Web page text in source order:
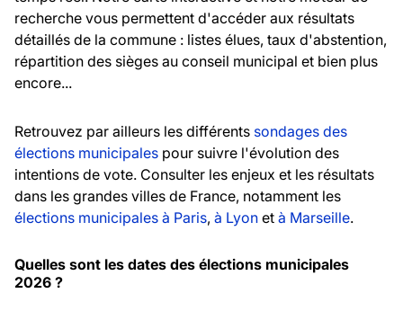
recherche vous permettent d'accéder aux résultats
détaillés de la commune : listes élues, taux d'abstention,
répartition des sièges au conseil municipal et bien plus
encore...
Retrouvez par ailleurs les différents sondages des
élections municipales pour suivre l'évolution des
intentions de vote. Consulter les enjeux et les résultats
dans les grandes villes de France, notamment les
élections municipales à Paris, à Lyon et à Marseille.
Quelles sont les dates des élections municipales
2026 ?